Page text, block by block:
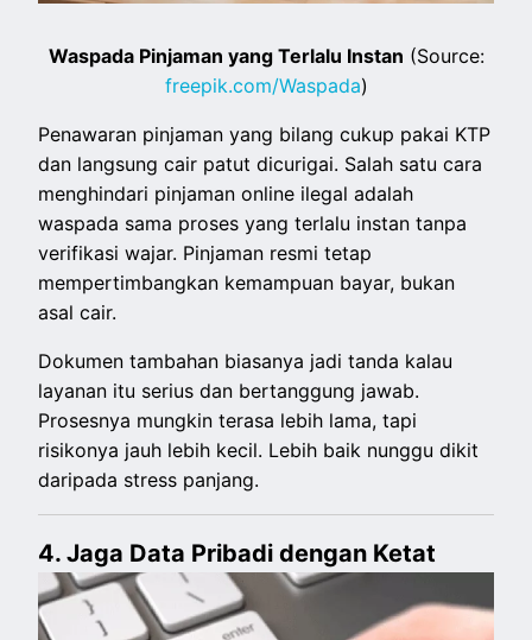
Waspada Pinjaman yang Terlalu Instan (Source:
freepik.com/Waspada)
Penawaran pinjaman yang bilang cukup pakai KTP
dan langsung cair patut dicurigai. Salah satu cara
menghindari pinjaman online ilegal adalah
waspada sama proses yang terlalu instan tanpa
verifikasi wajar. Pinjaman resmi tetap
mempertimbangkan kemampuan bayar, bukan
asal cair.
Dokumen tambahan biasanya jadi tanda kalau
layanan itu serius dan bertanggung jawab.
Prosesnya mungkin terasa lebih lama, tapi
risikonya jauh lebih kecil. Lebih baik nunggu dikit
daripada stress panjang.
4. Jaga Data Pribadi dengan Ketat